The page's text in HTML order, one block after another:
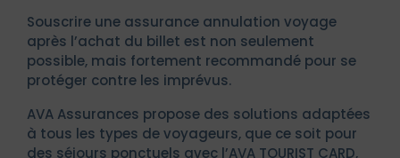
Souscrire une assurance annulation voyage
après l’achat du billet est non seulement
possible, mais fortement recommandé pour se
protéger contre les imprévus.
AVA Assurances propose des solutions adaptées
à tous les types de voyageurs, que ce soit pour
des séjours ponctuels avec l’AVA TOURIST CARD,